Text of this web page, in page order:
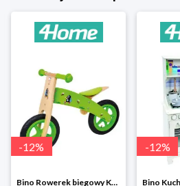
-12%
Bino Rowerek biegowy Krecik
-12%